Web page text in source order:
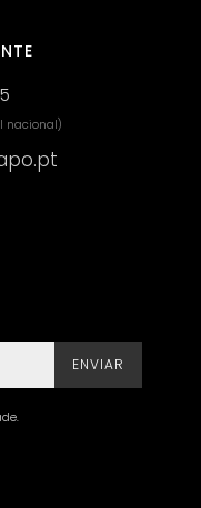
nacional)
ENVIAR
.